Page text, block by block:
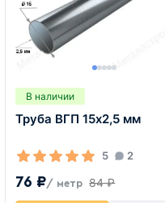
В наличии
Труба ВГП 15х2,5 мм
5 2
76 ₽/ метр 84 ₽